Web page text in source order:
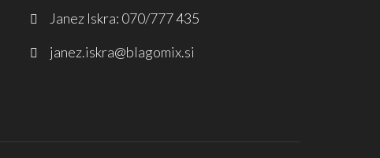
Janez Iskra: 070/777 435
janez.iskra@blagomix.si